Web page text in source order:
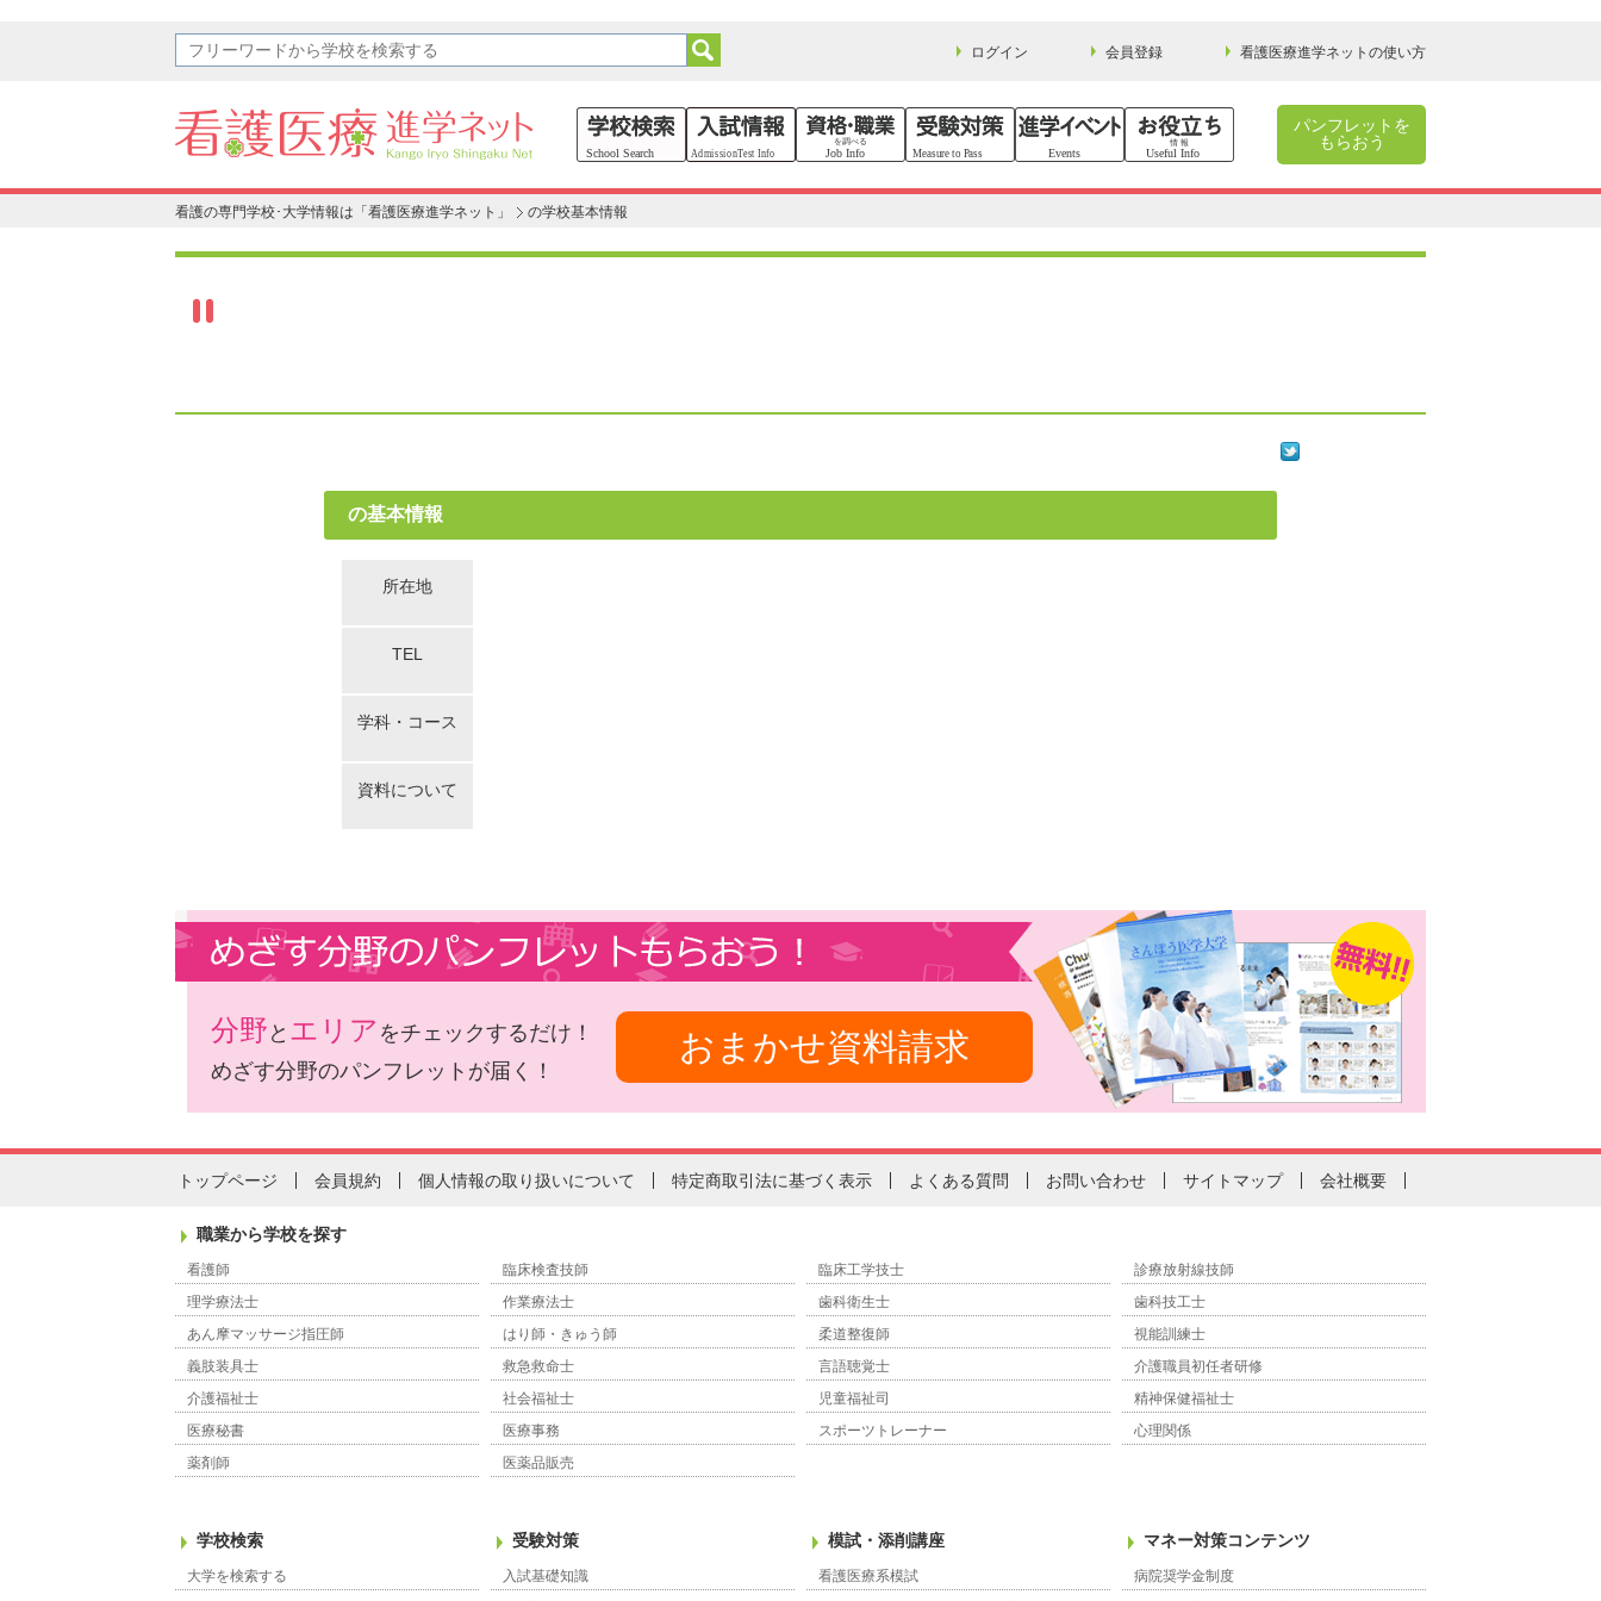
ログイン 会員登録 看護医療進学ネットの使い方
パンフレットを
もらおう
看護の専門学校･大学情報は「看護医療進学ネット」 の学校基本情報
の基本情報
所在地
TEL
学科・コース
資料について
分野 と エリア をチェックするだけ！
めざす分野のパンフレットが届く！
おまかせ資料請求
トップページ 会員規約 個人情報の取り扱いについて 特定商取引法に基づく表示 よくある質問 お問い合わせ サイトマップ 会社概要
職業から学校を探す
看護師 臨床検査技師 臨床工学技士
診療放射線技師
理学療法士
作業療法士 歯科衛生士
歯科技工士
あん摩マッサージ指圧師
はり師・きゅう師 柔道整復師
視能訓練士
義肢装具士
救急救命士 言語聴覚士
介護職員初任者研修
介護福祉士
社会福祉士 児童福祉司
精神保健福祉士
医療秘書
医療事務 スポーツトレーナー
心理関係
薬剤師
医薬品販売
学校検索
大学を検索する
受験対策
入試基礎知識
模試・添削講座
看護医療系模試
マネー対策コンテンツ
病院奨学金制度